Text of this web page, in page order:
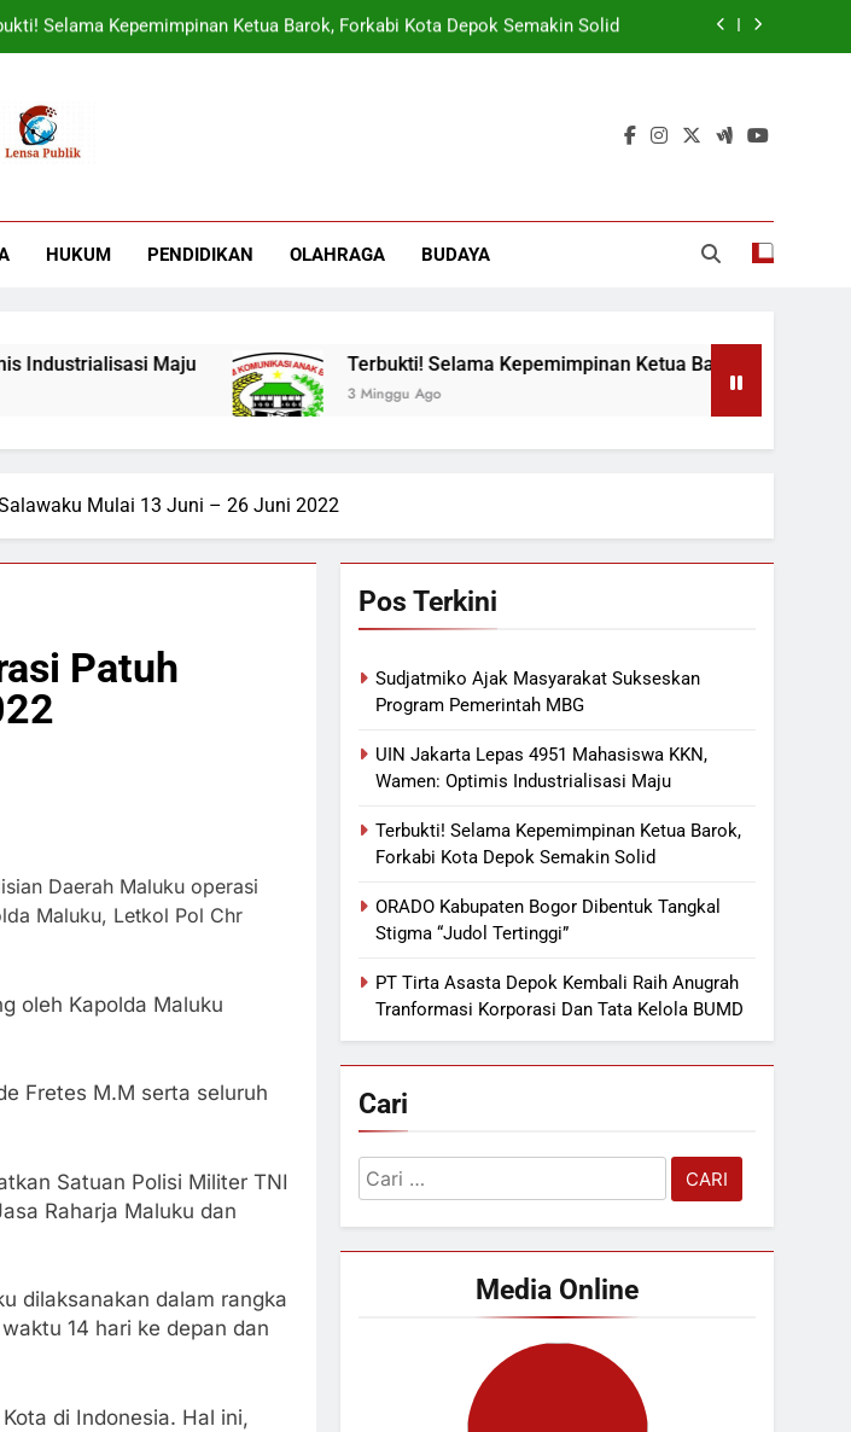
Selama Kepemimpinan Ketua Barok, Forkabi Kota Depok Semakin Solid
HUKUM PENDIDIKAN OLAHRAGA BUDAYA
Maju Terbukti! Selama Kepemimpinan Ketua Barok, Forkabi Kota
3 Minggu Ago
Mulai 13 Juni – 26 Juni 2022
Patuh
Daerah Maluku operasi
Maluku, Letkol Pol Chr
oleh Kapolda Maluku
Fretes M.M serta seluruh
Satuan Polisi Militer TNI
Raharja Maluku dan
dilaksanakan dalam rangka
14 hari ke depan dan
di Indonesia. Hal ini,
Pos Terkini
Sudjatmiko Ajak Masyarakat Sukseskan
Program Pemerintah MBG
UIN Jakarta Lepas 4951 Mahasiswa KKN,
Wamen: Optimis Industrialisasi Maju
Terbukti! Selama Kepemimpinan Ketua Barok,
Forkabi Kota Depok Semakin Solid
ORADO Kabupaten Bogor Dibentuk Tangkal
Stigma “Judol Tertinggi”
PT Tirta Asasta Depok Kembali Raih Anugrah
Tranformasi Korporasi Dan Tata Kelola BUMD
Cari
Cari
untuk:
Media Online